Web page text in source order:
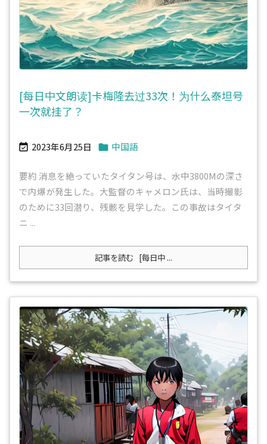
[每日中文朗读]卡梅隆去过33次！为什么泰坦号
一次就挂了？
 2023年6月25日  中国語
要約 消息を絶っていたタイタン号は、水中3800Mの深さ
で内爆が発生した。大監督のキャメロン氏は、当時撮影
のために33回潜り、残骸を見学した。この事故はタイタ
ニ ...
記事を読む [每日中 ...